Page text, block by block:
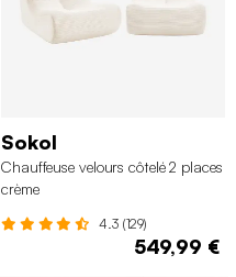
Sokol
Chauffeuse velours côtelé 2 places
crème
4.3 (129)
549,99 €